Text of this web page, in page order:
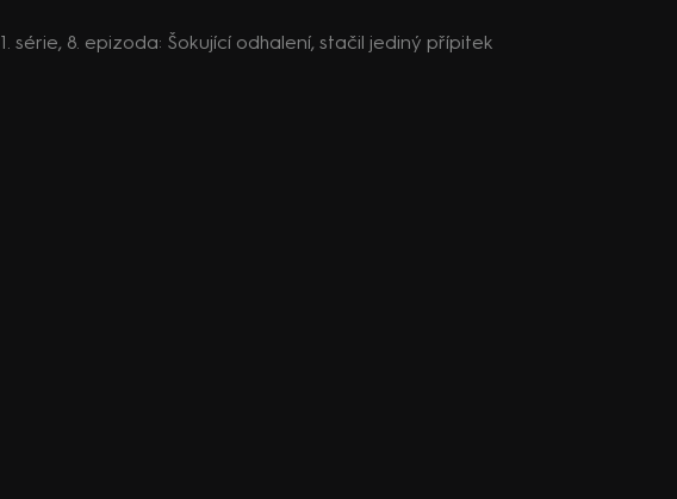
1. série, 8. epizoda: Šokující odhalení, stačil jediný přípitek